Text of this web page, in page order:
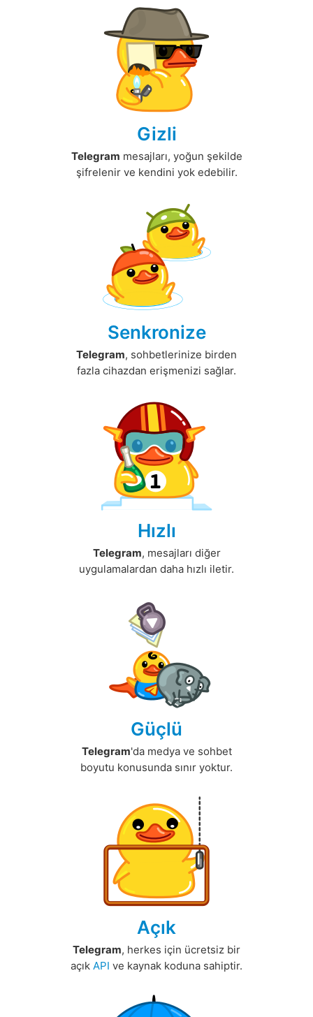
Gizli
Telegram mesajları, yoğun şekilde
şifrelenir ve kendini yok edebilir.
Senkronize
Telegram, sohbetlerinize birden
fazla cihazdan erişmenizi sağlar.
Hızlı
Telegram, mesajları diğer
uygulamalardan daha hızlı iletir.
Güçlü
Telegram'da medya ve sohbet
boyutu konusunda sınır yoktur.
Açık
Telegram, herkes için ücretsiz bir
açık API ve kaynak koduna sahiptir.